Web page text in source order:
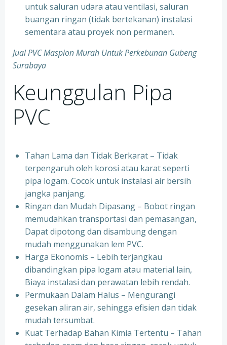
untuk saluran udara atau ventilasi, saluran
buangan ringan (tidak bertekanan) instalasi
sementara atau proyek non permanen.
Jual PVC Maspion Murah Untuk Perkebunan Gubeng
Surabaya
Keunggulan Pipa
PVC
Tahan Lama dan Tidak Berkarat – Tidak
terpengaruh oleh korosi atau karat seperti
pipa logam. Cocok untuk instalasi air bersih
jangka panjang.
Ringan dan Mudah Dipasang – Bobot ringan
memudahkan transportasi dan pemasangan,
Dapat dipotong dan disambung dengan
mudah menggunakan lem PVC.
Harga Ekonomis – Lebih terjangkau
dibandingkan pipa logam atau material lain,
Biaya instalasi dan perawatan lebih rendah.
Permukaan Dalam Halus – Mengurangi
gesekan aliran air, sehingga efisien dan tidak
mudah tersumbat.
Kuat Terhadap Bahan Kimia Tertentu – Tahan